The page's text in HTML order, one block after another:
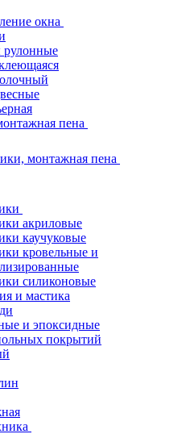
окна
пена
монтажная пена
акриловые
каучуковые
кровельные и
силиконовые
и мастика
и эпоксидные
покрытий